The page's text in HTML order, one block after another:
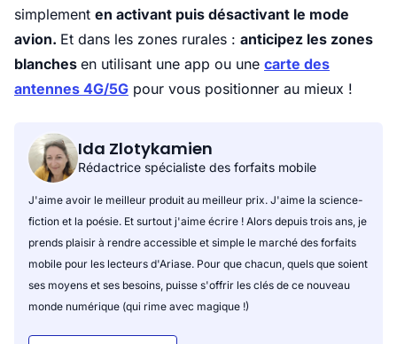
simplement en activant puis désactivant le mode
avion. Et dans les zones rurales : anticipez les zones
blanches en utilisant une app ou une carte des
antennes 4G/5G pour vous positionner au mieux !
Ida Zlotykamien
Rédactrice spécialiste des forfaits mobile
J'aime avoir le meilleur produit au meilleur prix. J'aime la science-
fiction et la poésie. Et surtout j'aime écrire ! Alors depuis trois ans, je
prends plaisir à rendre accessible et simple le marché des forfaits
mobile pour les lecteurs d'Ariase. Pour que chacun, quels que soient
ses moyens et ses besoins, puisse s'offrir les clés de ce nouveau
monde numérique (qui rime avec magique !)